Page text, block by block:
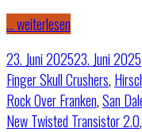
… weiterlesen
23. Juni 202523. Juni 2025
Finger Skull Crushers,
Rock Over Franken,San
New Twisted Transistor 2.0,